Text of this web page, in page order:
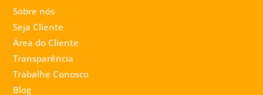
Sobre nós
Seja Cliente
Área do Cliente
Transparência
Trabalhe Conosco
Blog